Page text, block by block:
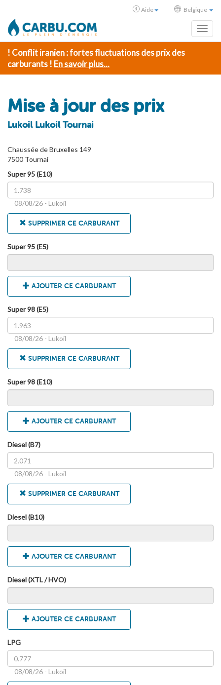
Aide Belgique
! Conflit iranien : fortes fluctuations des prix des
carburants ! En savoir plus...
Mise à jour des prix
Lukoil Lukoil Tournai
Chaussée de Bruxelles 149
7500 Tournai
Super 95 (E10)
08/08/26 - Lukoil
SUPPRIMER CE CARBURANT
Super 95 (E5)
AJOUTER CE CARBURANT
Super 98 (E5)
08/08/26 - Lukoil
SUPPRIMER CE CARBURANT
Super 98 (E10)
AJOUTER CE CARBURANT
Diesel (B7)
08/08/26 - Lukoil
SUPPRIMER CE CARBURANT
Diesel (B10)
AJOUTER CE CARBURANT
Diesel (XTL / HVO)
AJOUTER CE CARBURANT
LPG
08/08/26 - Lukoil